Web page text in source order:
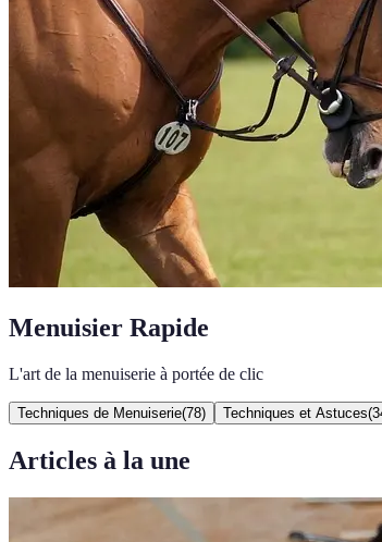
Menuisier Rapide
L'art de la menuiserie à portée de clic
Techniques de Menuiserie(78) Techniques et Astuces(
Articles à la une